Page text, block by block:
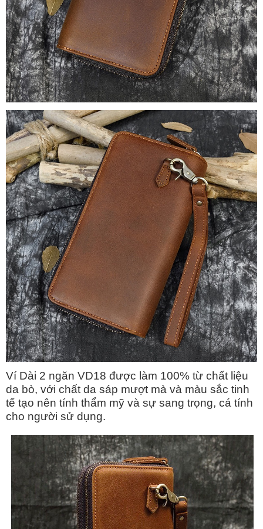
Ví Dài 2 ngăn VD18 được làm 100% từ chất liệu
da bò, với chất da sáp mượt mà và màu sắc tinh
tế tạo nên tính thẩm mỹ và sự sang trọng, cá tính
cho người sử dụng.